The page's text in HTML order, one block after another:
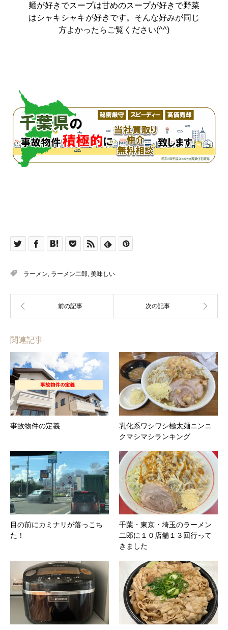
麺が好きでスープは甘めのスープが好きで野菜
はシャキシャキが好きです。そんな好みが同じ
方よかったらご覧ください(^^)
ラーメン, ラーメン二郎, 美味しい
関連記事
事故物件の定義
乳化系ワシワシ極太麺ニンニ
クマシマシランキング
目の前にカミナリが落っこち
た！
千葉・東京・埼玉のラーメン
二郎に１０店舗１３回行って
きました